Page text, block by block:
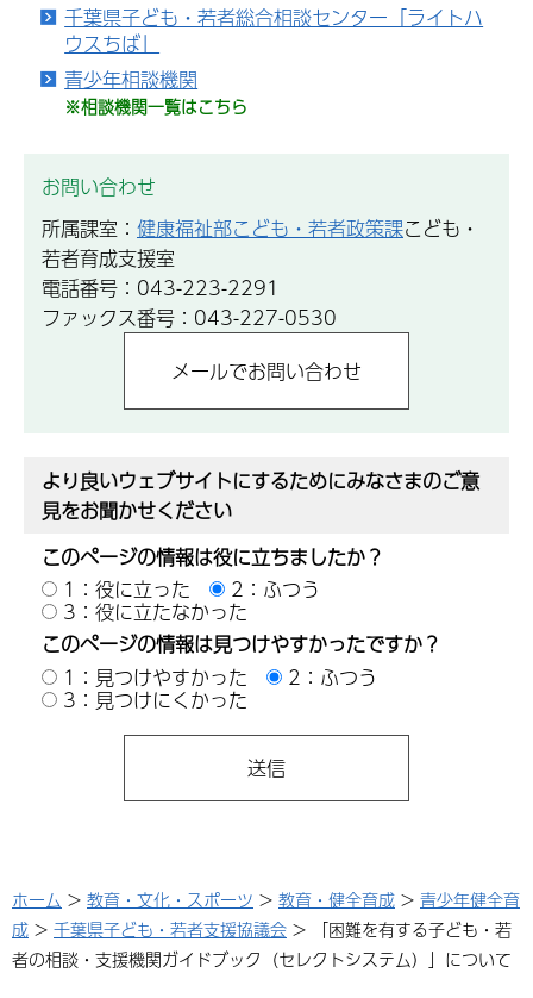
千葉県子ども・若者総合相談センター「ライトハ
ウスちば」
青少年相談機関
※相談機関一覧はこちら
お問い合わせ
所属課室： 健康福祉部こども・若者政策課こども・
若者育成支援室
電話番号：043-223-2291
ファックス番号：043-227-0530
より良いウェブサイトにするためにみなさまのご意
見をお聞かせください
このページの情報は役に立ちましたか？
1：役に立った
2：ふつう
3：役に立たなかった
このページの情報は見つけやすかったですか？
1：見つけやすかった
2：ふつう
3：見つけにくかった
ホーム > 教育・文化・スポーツ > 教育・健全育成 > 青少年健全育
成 > 千葉県子ども・若者支援協議会 > 「困難を有する子ども・若
者の相談・支援機関ガイドブック（セレクトシステム）」について